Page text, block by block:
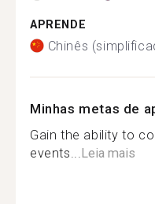
APRENDE
Chinês
Minhas metas de
Gain the ability to
events... Leia mais